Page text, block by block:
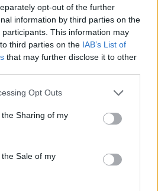
opt-out of the further
information by third parties on the
participants. This information may
third parties on the IAB’s List of
that may further disclose it to other
Opt Outs
Sharing of my
Sale of my
Kveta5